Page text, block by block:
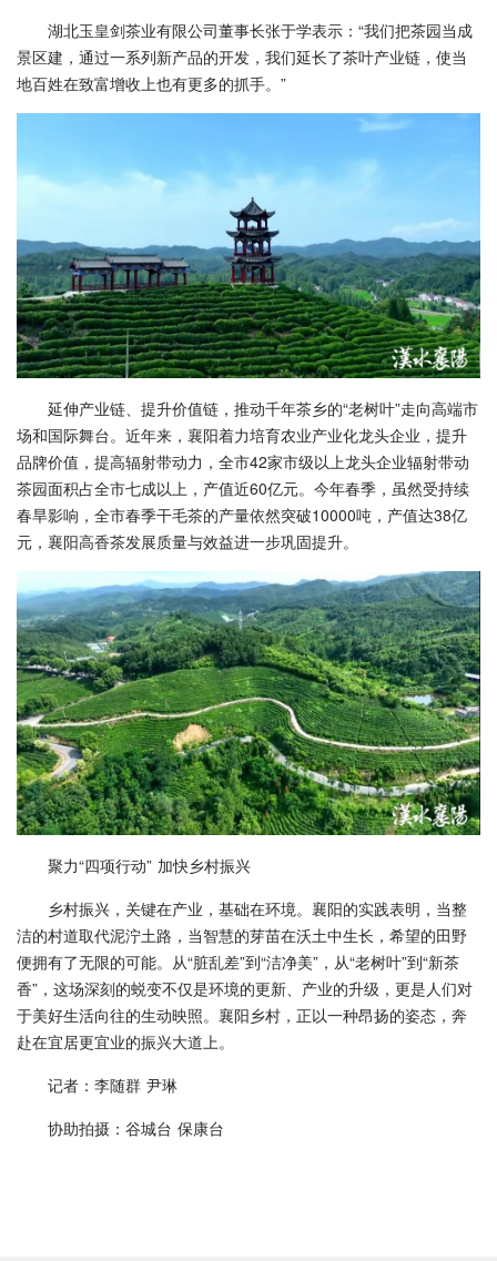
湖北玉皇剑茶业有限公司董事长张于学表示：“我们把茶园当成
景区建，通过一系列新产品的开发，我们延长了茶叶产业链，使当
地百姓在致富增收上也有更多的抓手。”
延伸产业链、提升价值链，推动千年茶乡的“老树叶”走向高端市
场和国际舞台。近年来，襄阳着力培育农业产业化龙头企业，提升
品牌价值，提高辐射带动力，全市42家市级以上龙头企业辐射带动
茶园面积占全市七成以上，产值近60亿元。今年春季，虽然受持续
春旱影响，全市春季干毛茶的产量依然突破10000吨，产值达38亿
元，襄阳高香茶发展质量与效益进一步巩固提升。
聚力“四项行动” 加快乡村振兴
乡村振兴，关键在产业，基础在环境。襄阳的实践表明，当整
洁的村道取代泥泞土路，当智慧的芽苗在沃土中生长，希望的田野
便拥有了无限的可能。从“脏乱差”到“洁净美”，从“老树叶”到“新茶
香”，这场深刻的蜕变不仅是环境的更新、产业的升级，更是人们对
于美好生活向往的生动映照。襄阳乡村，正以一种昂扬的姿态，奔
赴在宜居更宜业的振兴大道上。
记者：李随群 尹琳
协助拍摄：谷城台 保康台